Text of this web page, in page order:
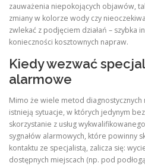
zauważenia niepokojących objawów,
zmiany w kolorze wody czy
zwlekać z podjęciem działań – szybka
konieczności kosztownych napraw.
Kiedy wezwać
alarmowe
Mimo że wiele metod
istnieją sytuacje, w których jedynym
skorzystanie z usług
sygnałów alarmowych, które powinny
kontaktu ze specjalistą, zalicza się:
dostępnych miejscach (np. pod